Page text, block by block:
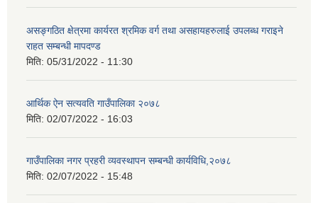
असङ्गठित क्षेत्रमा कार्यरत श्रमिक वर्ग तथा असहायहरुलाई उपलब्ध गराइने
राहत सम्बन्धी मापदण्ड
मिति: 05/31/2022 - 11:30
आर्थिक ऐन सत्यवति गाउँपालिका २०७८
मिति: 02/07/2022 - 16:03
गाउँपालिका नगर प्रहरी व्यवस्थापन सम्बन्धी कार्यविधि,२०७८
मिति: 02/07/2022 - 15:48